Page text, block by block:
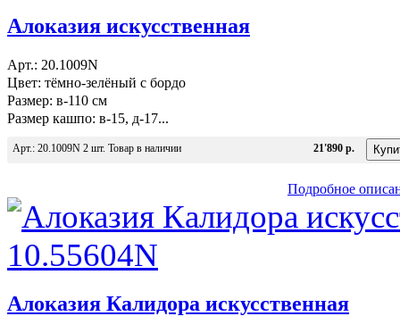
Алоказия искусственная
Арт.: 20.1009N
Цвет: тёмно-зелёный с бордо
Размер: в-110 см
Размер кашпо: в-15, д-17...
Арт.: 20.1009N 2 шт. Товар в наличии 21'890 р.
Подробное
Алоказия Калидора искусственная